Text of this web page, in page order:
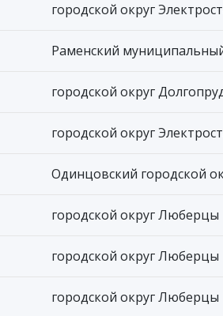
городской округ
Раменский
городской округ
городской округ
Одинцовский городской
городской округ Люберцы
городской округ Люберцы
городской округ Люберцы